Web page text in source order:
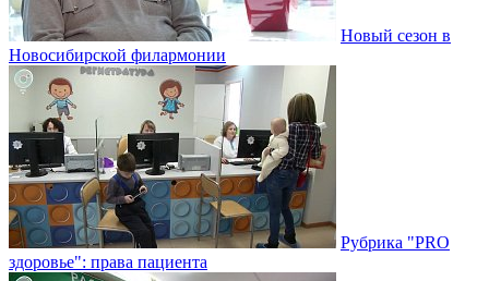
Новый сезон в
Новосибирской филармонии
Рубрика "PRO
здоровье": права пациента